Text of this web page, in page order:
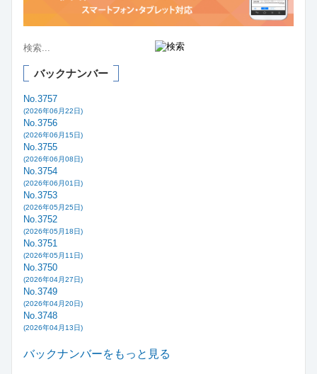
バックナンバー
No.3757
(2026年06月22日)
No.3756
(2026年06月15日)
No.3755
(2026年06月08日)
No.3754
(2026年06月01日)
No.3753
(2026年05月25日)
No.3752
(2026年05月18日)
No.3751
(2026年05月11日)
No.3750
(2026年04月27日)
No.3749
(2026年04月20日)
No.3748
(2026年04月13日)
バックナンバーをもっと見る